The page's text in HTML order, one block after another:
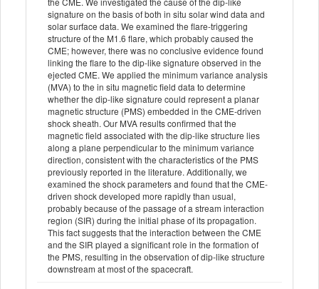
signature on the basis of both in situ solar wind data and
solar surface data. We examined the flare‐triggering
structure of the M1.6 flare, which probably caused the
CME; however, there was no conclusive evidence found
linking the flare to the dip‐like signature observed in the
ejected CME. We applied the minimum variance analysis
(MVA) to the in situ magnetic field data to determine
whether the dip‐like signature could represent a planar
magnetic structure (PMS) embedded in the CME‐driven
shock sheath. Our MVA results confirmed that the
magnetic field associated with the dip‐like structure lies
along a plane perpendicular to the minimum variance
direction, consistent with the characteristics of the PMS
previously reported in the literature. Additionally, we
examined the shock parameters and found that the CME‐
driven shock developed more rapidly than usual,
probably because of the passage of a stream interaction
region (SIR) during the initial phase of its propagation.
This fact suggests that the interaction between the CME
and the SIR played a significant role in the formation of
the PMS, resulting in the observation of dip‐like structure
downstream at most of the spacecraft.